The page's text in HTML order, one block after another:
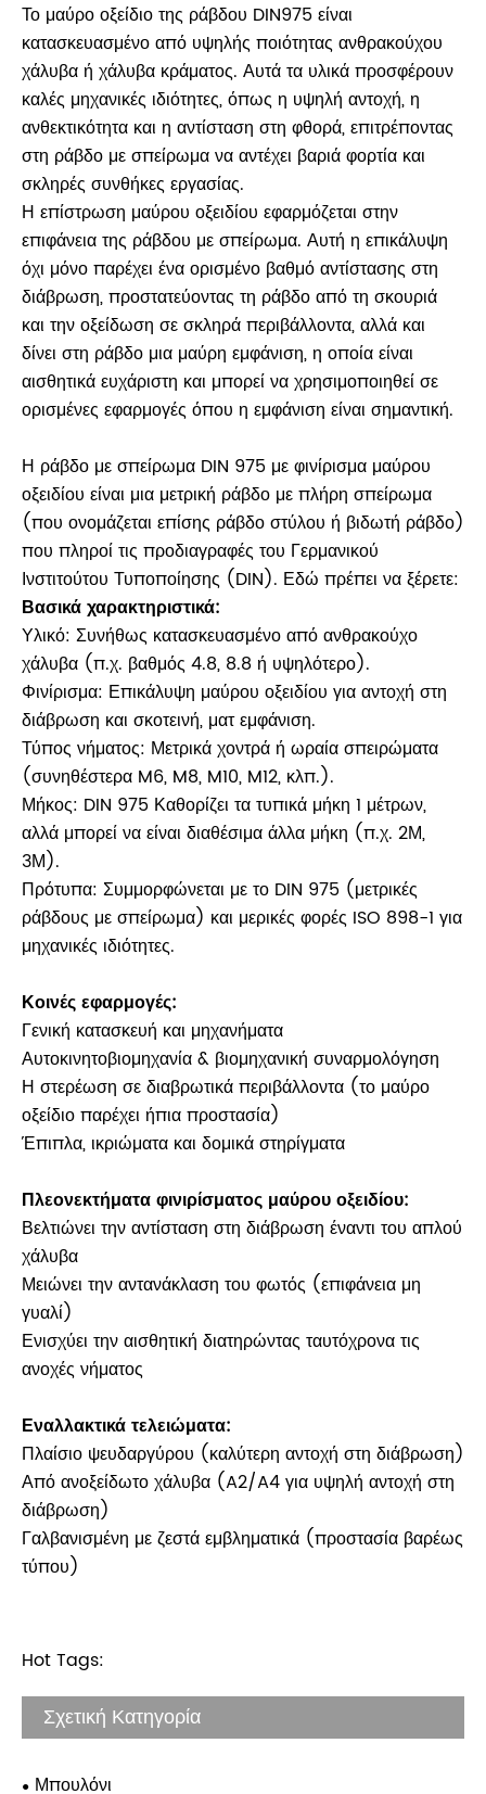
Το μαύρο οξείδιο της ράβδου DIN975 είναι
κατασκευασμένο από υψηλής ποιότητας ανθρακούχου
χάλυβα ή χάλυβα κράματος. Αυτά τα υλικά προσφέρουν
καλές μηχανικές ιδιότητες, όπως η υψηλή αντοχή, η
ανθεκτικότητα και η αντίσταση στη φθορά, επιτρέποντας
στη ράβδο με σπείρωμα να αντέχει βαριά φορτία και
σκληρές συνθήκες εργασίας.
Η επίστρωση μαύρου οξειδίου εφαρμόζεται στην
επιφάνεια της ράβδου με σπείρωμα. Αυτή η επικάλυψη
όχι μόνο παρέχει ένα ορισμένο βαθμό αντίστασης στη
διάβρωση, προστατεύοντας τη ράβδο από τη σκουριά
και την οξείδωση σε σκληρά περιβάλλοντα, αλλά και
δίνει στη ράβδο μια μαύρη εμφάνιση, η οποία είναι
αισθητικά ευχάριστη και μπορεί να χρησιμοποιηθεί σε
ορισμένες εφαρμογές όπου η εμφάνιση είναι σημαντική.
Η ράβδο με σπείρωμα DIN 975 με φινίρισμα μαύρου
οξειδίου είναι μια μετρική ράβδο με πλήρη σπείρωμα
(που ονομάζεται επίσης ράβδο στύλου ή βιδωτή ράβδο)
που πληροί τις προδιαγραφές του Γερμανικού
Ινστιτούτου Τυποποίησης (DIN). Εδώ πρέπει να ξέρετε:
Βασικά χαρακτηριστικά:
Υλικό: Συνήθως κατασκευασμένο από ανθρακούχο
χάλυβα (π.χ. βαθμός 4.8, 8.8 ή υψηλότερο).
Φινίρισμα: Επικάλυψη μαύρου οξειδίου για αντοχή στη
διάβρωση και σκοτεινή, ματ εμφάνιση.
Τύπος νήματος: Μετρικά χοντρά ή ωραία σπειρώματα
(συνηθέστερα M6, M8, M10, M12, κλπ.).
Μήκος: DIN 975 Καθορίζει τα τυπικά μήκη 1 μέτρων,
αλλά μπορεί να είναι διαθέσιμα άλλα μήκη (π.χ. 2Μ,
3Μ).
Πρότυπα: Συμμορφώνεται με το DIN 975 (μετρικές
ράβδους με σπείρωμα) και μερικές φορές ISO 898-1 για
μηχανικές ιδιότητες.
Κοινές εφαρμογές:
Γενική κατασκευή και μηχανήματα
Αυτοκινητοβιομηχανία & βιομηχανική συναρμολόγηση
Η στερέωση σε διαβρωτικά περιβάλλοντα (το μαύρο
οξείδιο παρέχει ήπια προστασία)
Έπιπλα, ικριώματα και δομικά στηρίγματα
Πλεονεκτήματα φινιρίσματος μαύρου οξειδίου:
Βελτιώνει την αντίσταση στη διάβρωση έναντι του απλού
χάλυβα
Μειώνει την αντανάκλαση του φωτός (επιφάνεια μη
γυαλί)
Ενισχύει την αισθητική διατηρώντας ταυτόχρονα τις
ανοχές νήματος
Εναλλακτικά τελειώματα:
Πλαίσιο ψευδαργύρου (καλύτερη αντοχή στη διάβρωση)
Από ανοξείδωτο χάλυβα (A2/A4 για υψηλή αντοχή στη
διάβρωση)
Γαλβανισμένη με ζεστά εμβληματικά (προστασία βαρέως
τύπου)
Hot Tags:
Σχετική Κατηγορία
Μπουλόνι